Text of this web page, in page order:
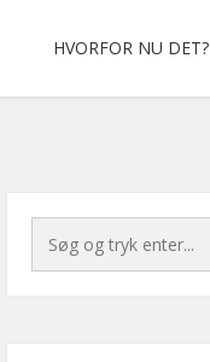
HVORFOR NU DET?